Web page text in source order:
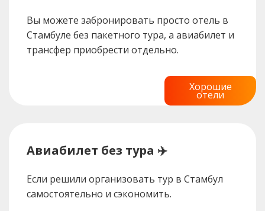
Вы можете забронировать просто отель в
Стамбуле без пакетного тура, а авиабилет и
трансфер приобрести отдельно.
Хорошие
отели
Авиабилет без тура ✈️
Если решили организовать тур в Стамбул
самостоятельно и сэкономить.